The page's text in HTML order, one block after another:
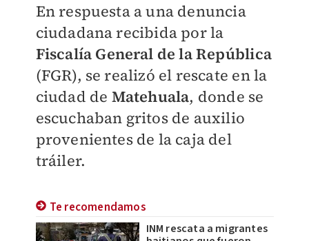
En respuesta a una denuncia
ciudadana recibida por la
Fiscalía General de la República
(FGR), se realizó el rescate en la
ciudad de Matehuala, donde se
escuchaban gritos de auxilio
provenientes de la caja del
tráiler.
Te recomendamos
INM rescata a migrantes